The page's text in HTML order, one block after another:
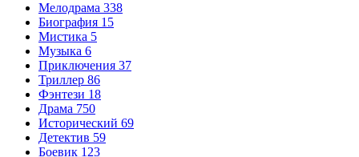
Мелодрама 338
Биография 15
Мистика 5
Музыка 6
Приключения 37
Триллер 86
Фэнтези 18
Драма 750
Исторический 69
Детектив 59
Боевик 123